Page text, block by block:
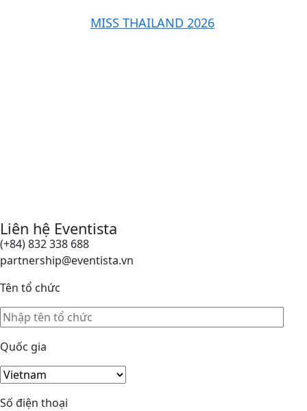
MISS THAILAND 2026
Liên hệ Eventista
(+84) 832 338 688
partnership@eventista.vn
Tên tổ chức
Quốc gia
Số điện thoại